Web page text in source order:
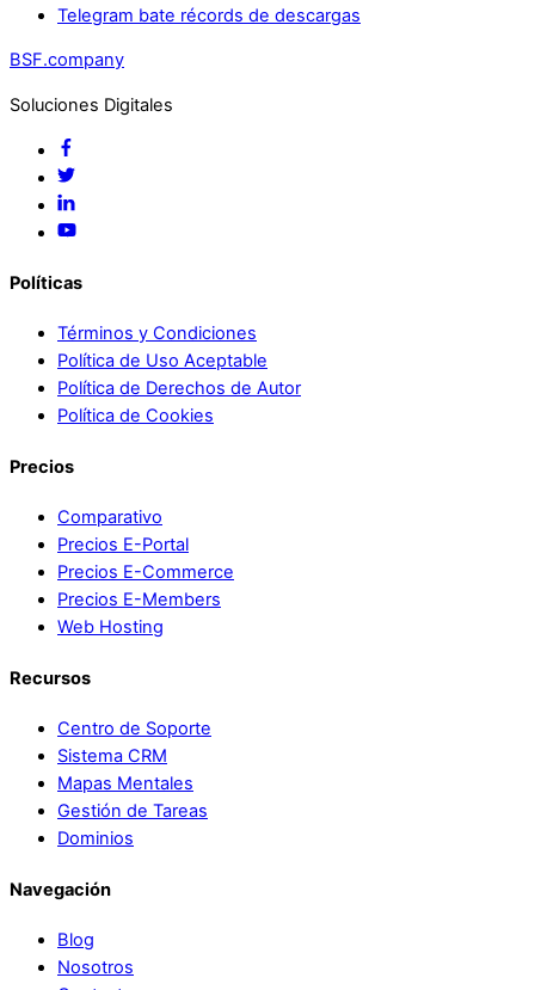
Telegram bate récords de descargas
BSF.company
Soluciones Digitales
Políticas
Términos y Condiciones
Política de Uso Aceptable
Política de Derechos de Autor
Política de Cookies
Precios
Comparativo
Precios E-Portal
Precios E-Commerce
Precios E-Members
Web Hosting
Recursos
Centro de Soporte
Sistema CRM
Mapas Mentales
Gestión de Tareas
Dominios
Navegación
Blog
Nosotros